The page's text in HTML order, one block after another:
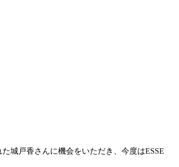
城戸香さんに機会をいただき、今度はESSE